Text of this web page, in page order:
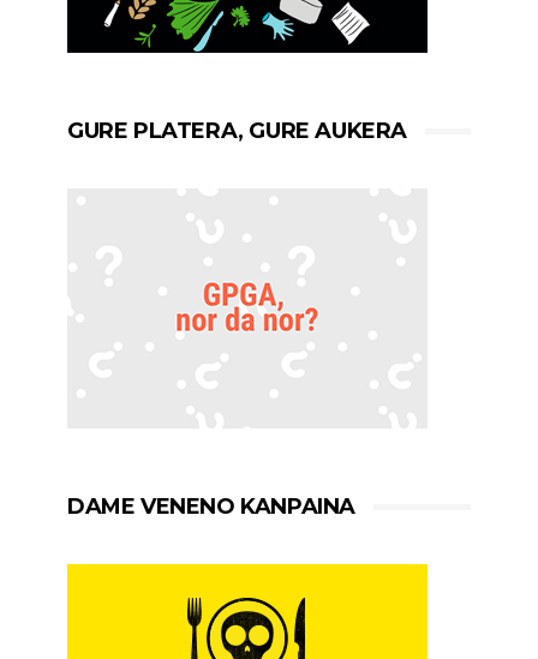
GURE PLATERA, GURE AUKERA
DAME VENENO KANPAINA